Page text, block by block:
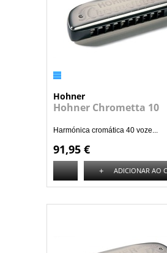
Hohner
Hohner Chrometta 10
Harmónica cromática 40 voze...
91,95 €
+ ADICIONAR AO